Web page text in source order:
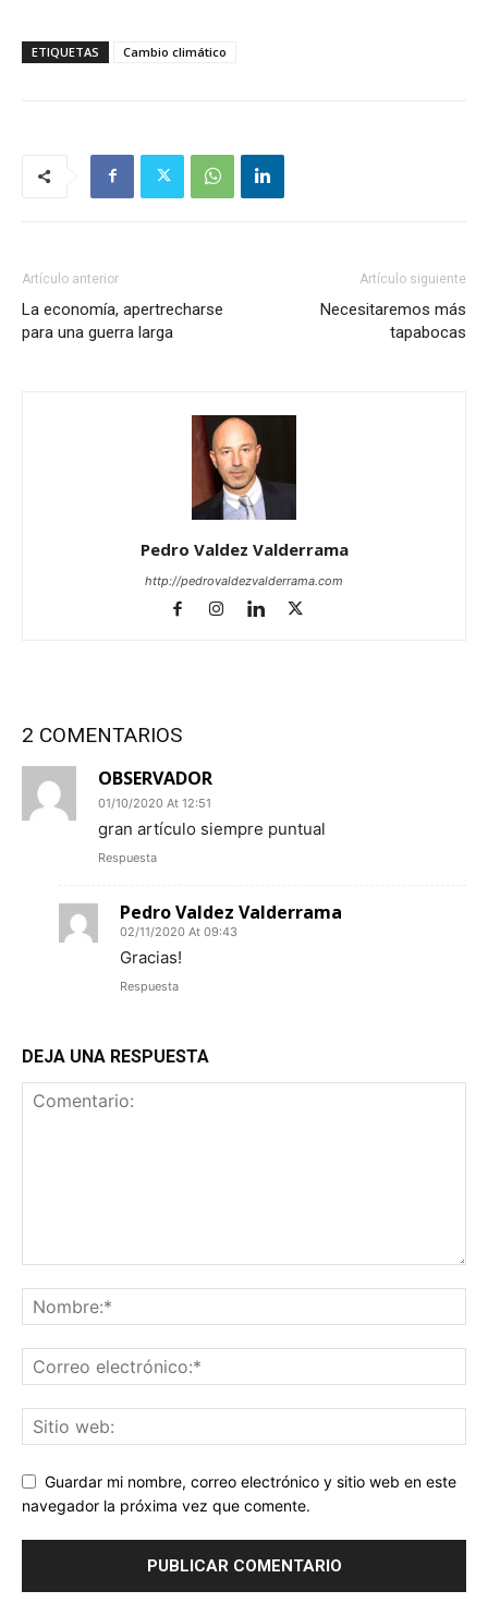
ETIQUETAS Cambio climático
Artículo anterior
La economía, apertrecharse
para una guerra larga
Artículo siguiente
Necesitaremos más
tapabocas
Pedro Valdez Valderrama
http://pedrovaldezvalderrama.com
2 COMENTARIOS
OBSERVADOR
01/10/2020 At 12:51
gran artículo siempre puntual
Respuesta
Pedro Valdez Valderrama
02/11/2020 At 09:43
Gracias!
Respuesta
DEJA UNA RESPUESTA
Guardar mi nombre, correo electrónico y sitio web en este
navegador la próxima vez que comente.